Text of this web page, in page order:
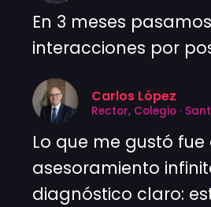
En 3 meses
interacciones por
Carlos López
Rector, Colegio ·
Lo que me gustó
asesoramiento
diagnóstico claro: